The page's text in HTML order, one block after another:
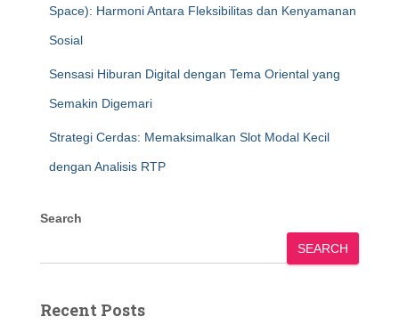
Space): Harmoni Antara Fleksibilitas dan Kenyamanan
Sosial
Sensasi Hiburan Digital dengan Tema Oriental yang
Semakin Digemari
Strategi Cerdas: Memaksimalkan Slot Modal Kecil
dengan Analisis RTP
Search
SEARCH
Recent Posts